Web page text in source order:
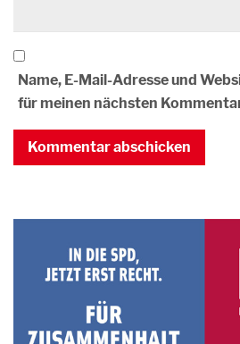
Name, E-Mail-Adresse und
für meinen nächsten